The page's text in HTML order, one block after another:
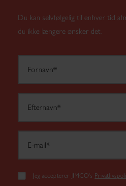
Du kan selvfølgelig til enhver tid
du ikke længere ønsker det.
Jeg accepterer JIMCO's